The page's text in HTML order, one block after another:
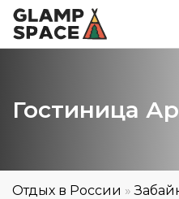
Гостиница
Отдых в России »